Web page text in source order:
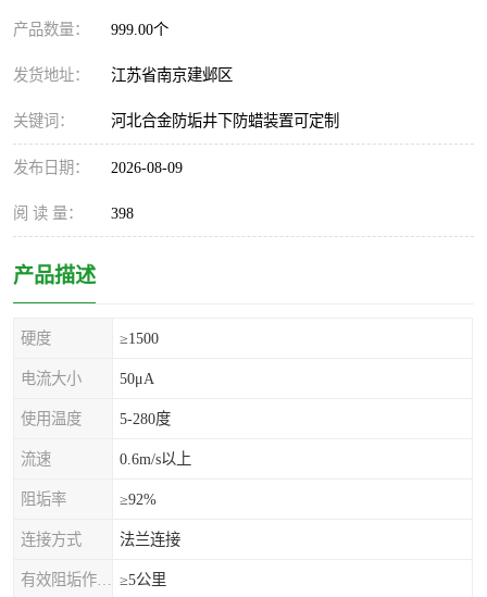
产品数量： 999.00个
发货地址： 江苏省南京建邺区
关键词： 河北合金防垢井下防蜡装置可定制
发布日期： 2026-08-09
阅 读 量： 398
产品描述
硬度 ≥1500
电流大小 50μA
使用温度 5-280度
流速 0.6m/s以上
阻垢率 ≥92%
连接方式 法兰连接
≥5公里